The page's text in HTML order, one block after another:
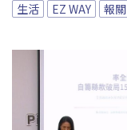
生活 EZ WAY 報關